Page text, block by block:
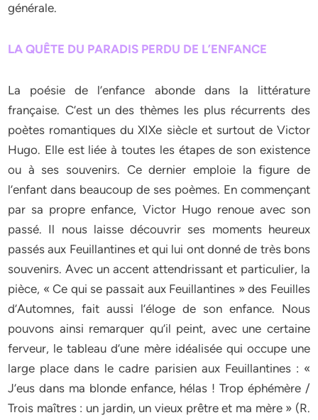
générale.
LA QUÊTE DU PARADIS PERDU DE L’ENFANCE
La poésie de l’enfance abonde dans la littérature
française. C’est un des thèmes les plus récurrents des
poètes romantiques du XIXe siècle et surtout de Victor
Hugo. Elle est liée à toutes les étapes de son existence
ou à ses souvenirs. Ce dernier emploie la figure de
l’enfant dans beaucoup de ses poèmes. En commençant
par sa propre enfance, Victor Hugo renoue avec son
passé. Il nous laisse découvrir ses moments heureux
passés aux Feuillantines et qui lui ont donné de très bons
souvenirs. Avec un accent attendrissant et particulier, la
pièce, « Ce qui se passait aux Feuillantines » des Feuilles
d’Automnes, fait aussi l’éloge de son enfance. Nous
pouvons ainsi remarquer qu’il peint, avec une certaine
ferveur, le tableau d’une mère idéalisée qui occupe une
large place dans le cadre parisien aux Feuillantines : «
J’eus dans ma blonde enfance, hélas ! Trop éphémère /
Trois maîtres : un jardin, un vieux prêtre et ma mère » (R.